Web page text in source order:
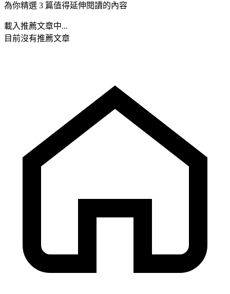
為你精選 3 篇值得延伸閱讀的內容
載入推薦文章中...
目前沒有推薦文章